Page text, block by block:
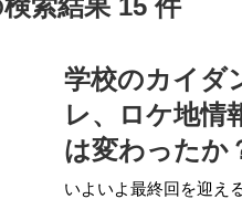
検索結果 15 件
学校のカイダ
レ、ロケ地情
は変わったか
いよいよ最終回を迎え